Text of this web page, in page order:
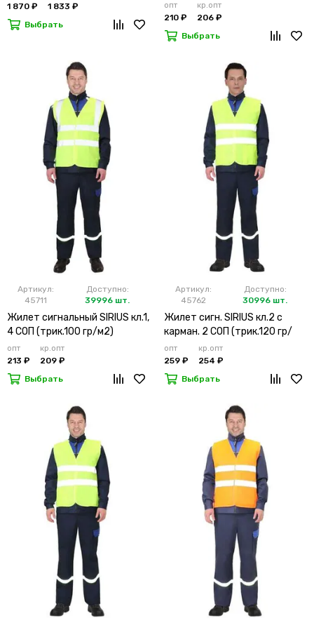
1 870 ₽
1 833 ₽
Выбрать
опт
210 ₽
кр.опт
206 ₽
Выбрать
Артикул:
45711
Доступно:
39996 шт.
Жилет сигнальный SIRIUS кл.1,
4 СОП (трик.100 гр/м2)
лимонный
опт
213 ₽
кр.опт
209 ₽
Выбрать
Артикул:
45762
Доступно:
30996 шт.
Жилет сигн. SIRIUS кл.2 с
карман. 2 СОП (трик.120 гр/
м2)
опт
259 ₽
кр.опт
254 ₽
Выбрать